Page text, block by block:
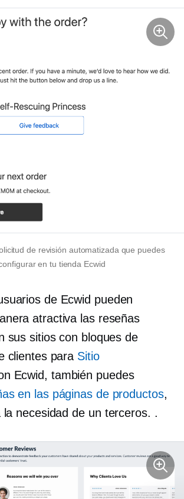
de revisión automatizada que puedes
en tu tienda Ecwid
de Ecwid pueden
atractiva las reseñas
sus sitios con bloques de
clientes para Sitio
Ecwid, también puedes
en las páginas de productos,
la necesidad de un terceros. .